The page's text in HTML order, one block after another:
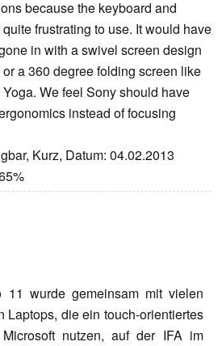
because the keyboard and
frustrating to use. It would have
in with a swivel screen design
a 360 degree folding screen like
We feel Sony should have
instead of focusing
Kurz, Datum: 04.02.2013
wurde gemeinsam mit vielen
Laptops, die ein touch-orientiertes
nutzen, auf der IFA im